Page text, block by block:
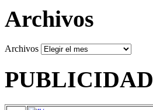
Archivos
Archivos
PUBLICIDAD